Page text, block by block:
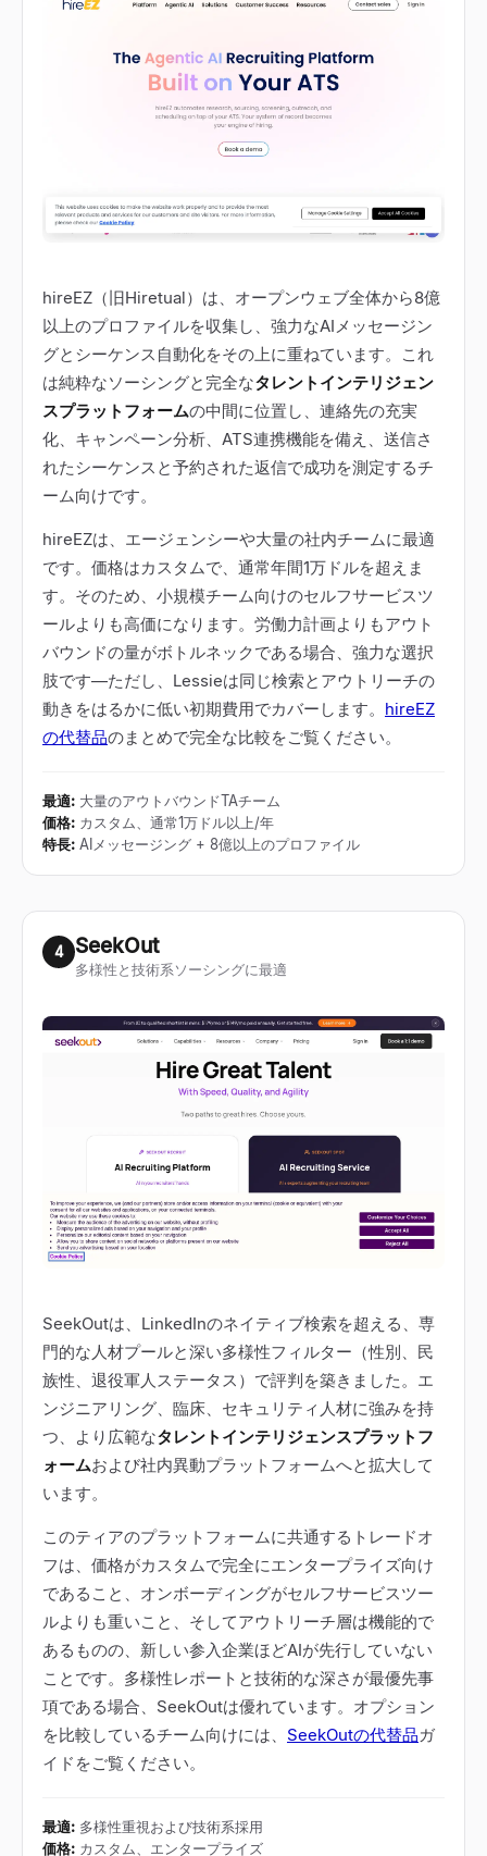
hireEZ（旧Hiretual）は、オープンウェブ全体から8億
以上のプロファイルを収集し、強力なAIメッセージン
グとシーケンス自動化をその上に重ねています。これ
は純粋なソーシングと完全なタレントインテリジェン
スプラットフォームの中間に位置し、連絡先の充実
化、キャンペーン分析、ATS連携機能を備え、送信さ
れたシーケンスと予約された返信で成功を測定するチ
ーム向けです。
hireEZは、エージェンシーや大量の社内チームに最適
です。価格はカスタムで、通常年間1万ドルを超えま
す。そのため、小規模チーム向けのセルフサービスツ
ールよりも高価になります。労働力計画よりもアウト
バウンドの量がボトルネックである場合、強力な選択
肢です—ただし、Lessieは同じ検索とアウトリーチの
動きをはるかに低い初期費用でカバーします。 hireEZ
の代替品のまとめで完全な比較をご覧ください。
最適: 大量のアウトバウンドTAチーム
価格: カスタム、通常1万ドル以上/年
特長: AIメッセージング + 8億以上のプロファイル
4 SeekOut
多様性と技術系ソーシングに最適
SeekOutは、LinkedInのネイティブ検索を超える、専
門的な人材プールと深い多様性フィルター（性別、民
族性、退役軍人ステータス）で評判を築きました。エ
ンジニアリング、臨床、セキュリティ人材に強みを持
つ、より広範なタレントインテリジェンスプラットフ
ォームおよび社内異動プラットフォームへと拡大して
います。
このティアのプラットフォームに共通するトレードオ
フは、価格がカスタムで完全にエンタープライズ向け
であること、オンボーディングがセルフサービスツー
ルよりも重いこと、そしてアウトリーチ層は機能的で
あるものの、新しい参入企業ほどAIが先行していない
ことです。多様性レポートと技術的な深さが最優先事
項である場合、SeekOutは優れています。オプション
を比較しているチーム向けには、 SeekOutの代替品ガ
イドをご覧ください。
最適: 多様性重視および技術系採用
価格: カスタム、エンタープライズ